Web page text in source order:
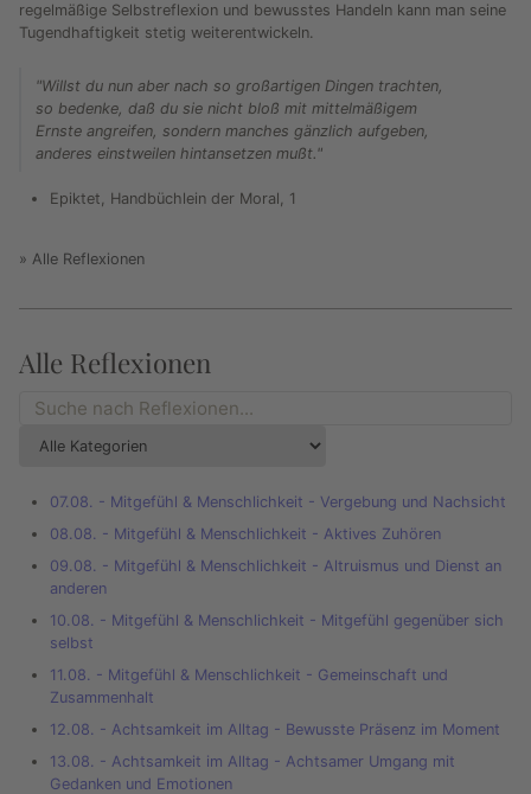
regelmäßige Selbstreflexion und bewusstes Handeln kann man seine
Tugendhaftigkeit stetig weiterentwickeln.
"Willst du nun aber nach so großartigen Dingen trachten,
so bedenke, daß du sie nicht bloß mit mittelmäßigem
Ernste angreifen, sondern manches gänzlich aufgeben,
anderes einstweilen hintansetzen mußt."
Epiktet, Handbüchlein der Moral, 1
» Alle Reflexionen
Alle Reflexionen
07.08. - Mitgefühl & Menschlichkeit - Vergebung und Nachsicht
08.08. - Mitgefühl & Menschlichkeit - Aktives Zuhören
09.08. - Mitgefühl & Menschlichkeit - Altruismus und Dienst an
anderen
10.08. - Mitgefühl & Menschlichkeit - Mitgefühl gegenüber sich
selbst
11.08. - Mitgefühl & Menschlichkeit - Gemeinschaft und
Zusammenhalt
12.08. - Achtsamkeit im Alltag - Bewusste Präsenz im Moment
13.08. - Achtsamkeit im Alltag - Achtsamer Umgang mit
Gedanken und Emotionen